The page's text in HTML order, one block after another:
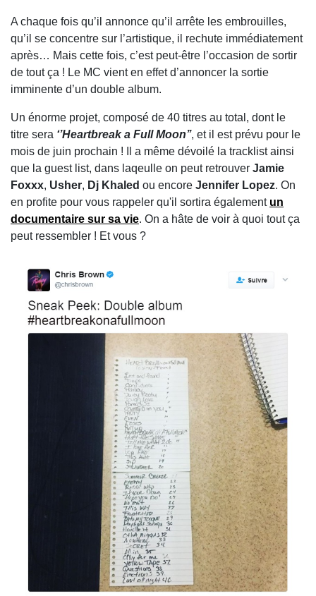
A chaque fois qu’il annonce qu’il arrête les embrouilles,
qu’il se concentre sur l’artistique, il rechute immédiatement
après… Mais cette fois, c’est peut-être l’occasion de sortir
de tout ça ! Le MC vient en effet d’annoncer la sortie
imminente d’un double album.
Un énorme projet, composé de 40 titres au total, dont le
titre sera ‘’Heartbreak a Full Moon’’, et il est prévu pour le
mois de juin prochain ! Il a même dévoilé la tracklist ainsi
que la guest list, dans laqeulle on peut retrouver Jamie
Foxxx, Usher, Dj Khaled ou encore Jennifer Lopez. On
en profite pour vous rappeler qu'il sortira également un
documentaire sur sa vie. On a hâte de voir à quoi tout ça
peut ressembler ! Et vous ?